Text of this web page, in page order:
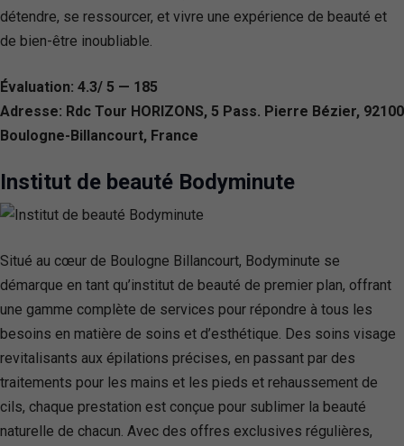
détendre, se ressourcer, et vivre une expérience de beauté et
de bien-être inoubliable.
Évaluation: 4.3/ 5 — 185
Adresse: Rdc Tour HORIZONS, 5 Pass. Pierre Bézier, 92100
Boulogne-Billancourt, France
Institut de beauté Bodyminute
Situé au cœur de Boulogne Billancourt, Bodyminute se
démarque en tant qu’institut de beauté de premier plan, offrant
une gamme complète de services pour répondre à tous les
besoins en matière de soins et d’esthétique. Des soins visage
revitalisants aux épilations précises, en passant par des
traitements pour les mains et les pieds et rehaussement de
cils, chaque prestation est conçue pour sublimer la beauté
naturelle de chacun. Avec des offres exclusives régulières,